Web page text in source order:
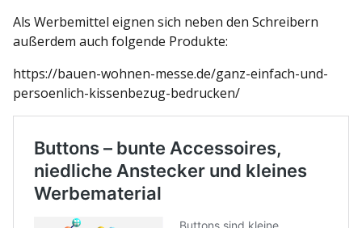
Als Werbemittel eignen sich neben den Schreibern
außerdem auch folgende Produkte:
https://bauen-wohnen-messe.de/ganz-einfach-und-
persoenlich-kissenbezug-bedrucken/